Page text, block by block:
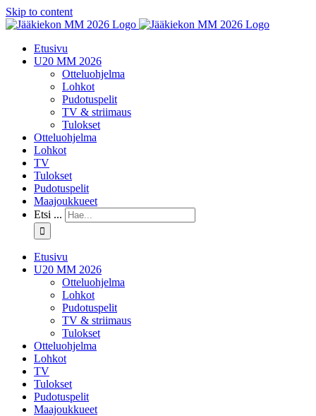
Skip to content
Etusivu
U20 MM 2026
Otteluohjelma
Lohkot
Pudotuspelit
TV & striimaus
Tulokset
Otteluohjelma
Lohkot
TV
Tulokset
Pudotuspelit
Maajoukkueet
Etsi ...
Etusivu
U20 MM 2026
Otteluohjelma
Lohkot
Pudotuspelit
TV & striimaus
Tulokset
Otteluohjelma
Lohkot
TV
Tulokset
Pudotuspelit
Maajoukkueet